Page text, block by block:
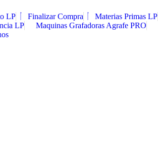
LP Finalizar Compra
Materias Primas LP
LP
Maquinas Grafadoras Agrafe PRO